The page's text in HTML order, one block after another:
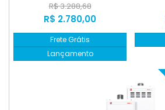
R$ 3.288,68
R$ 2.780,00
Frete Grátis
Lançamento